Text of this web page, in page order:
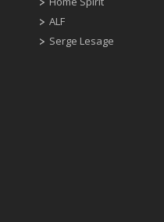
ALF
Serge Lesage